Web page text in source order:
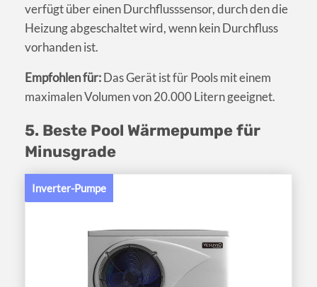
verfügt über einen Durchflusssensor, durch den die
Heizung abgeschaltet wird, wenn kein Durchfluss
vorhanden ist.
Empfohlen für:Das Gerät ist für Pools mit einem
maximalen Volumen von 20.000 Litern geeignet.
5. Beste Pool Wärmepumpe für
Minusgrade
Inverter-Pumpe